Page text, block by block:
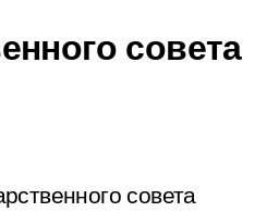
совета
совета